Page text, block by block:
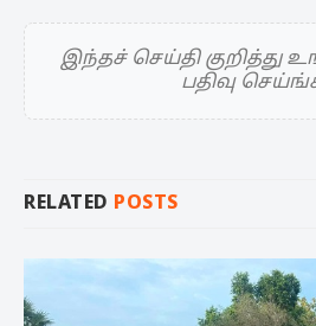
இந்தச் செய்தி குறித்து
பதிவு
RELATED POSTS